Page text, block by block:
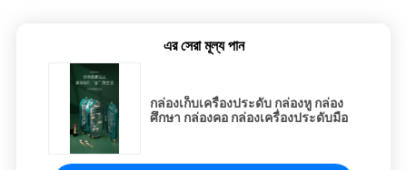
এর সেরা মূল্য পান
กล่องเก็บเครื่องประดับ กล่องหู กล่อง
ศึกษา กล่องคอ กล่องเครื่องประดับมือ